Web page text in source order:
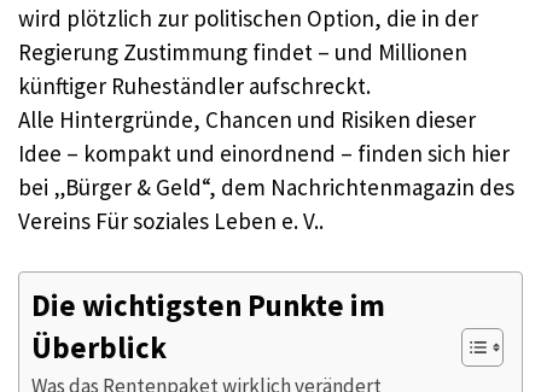
wird plötzlich zur politischen Option, die in der
Regierung Zustimmung findet – und Millionen
künftiger Ruheständler aufschreckt.​
Alle Hintergründe, Chancen und Risiken dieser
Idee – kompakt und einordnend – finden sich hier
bei „Bürger & Geld“, dem Nachrichtenmagazin des
Vereins Für soziales Leben e. V..​
Die wichtigsten Punkte im
Überblick
Was das Rentenpaket wirklich verändert